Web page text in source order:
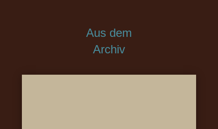
Aus dem
Archiv